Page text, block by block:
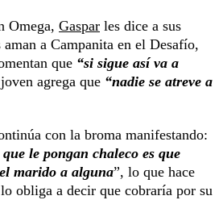
Omega, Gaspar les dice a sus
a Campanita en el Desafío,
que “si sigue así va a
agrega que “nadie se atreve a
con la broma manifestando:
le pongan chaleco es que
marido a alguna”, lo que hace
obliga a decir que cobraría por su